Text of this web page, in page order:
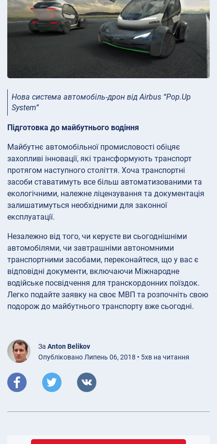
Нова система автомобіль-дрон від Airbus “Pop.Up
System”
Підготовка до майбутнього водіння
Майбутнє автомобільної промисловості обіцяє
захопливі інновації, які трансформують транспорт
протягом наступного століття. Хоча транспортні
засоби ставатимуть все більш автоматизованими та
екологічними, належне ліцензування та документація
залишатимуться необхідними для законної
експлуатації.
Незалежно від того, чи керуєте ви сьогоднішніми
автомобілями, чи завтрашніми автономними
транспортними засобами, переконайтеся, що у вас є
відповідні документи, включаючи Міжнародне
водійське посвідчення для транскордонних поїздок.
Легко подайте заявку на своє МВП та розпочніть свою
подорож до майбутнього транспорту вже сьогодні.
За Anton Belikov
Опубліковано Липень 06, 2018 • 5хв на читання